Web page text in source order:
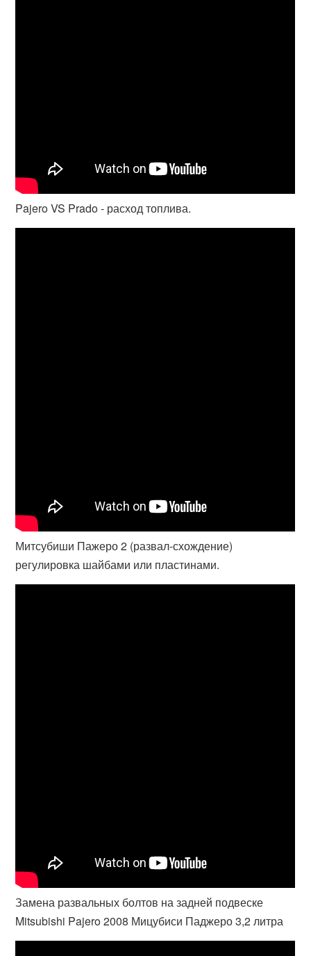
Pajero VS Prado - расход топлива.
Митсубиши Пажеро 2 (развал-схождение)
регулировка шайбами или пластинами.
Замена развальных болтов на задней подвеске
Mitsubishi Pajero 2008 Мицубиси Паджеро 3,2 литра